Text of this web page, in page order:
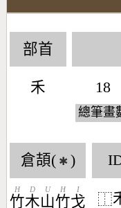
部首
禾 18
總筆畫
倉頡( ✱ )
竹
H
木
D
山
U
竹
H
戈
I
⿰